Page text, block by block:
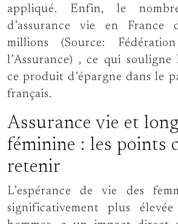
appliqué. Enfin, le
d’assurance vie en France
millions(Source:
l’Assurance) , ce qui souligne
ce produit d’épargne dans le
français.
Assurance vie et
féminine : les points
retenir
L’espérance de vie des
significativement plus